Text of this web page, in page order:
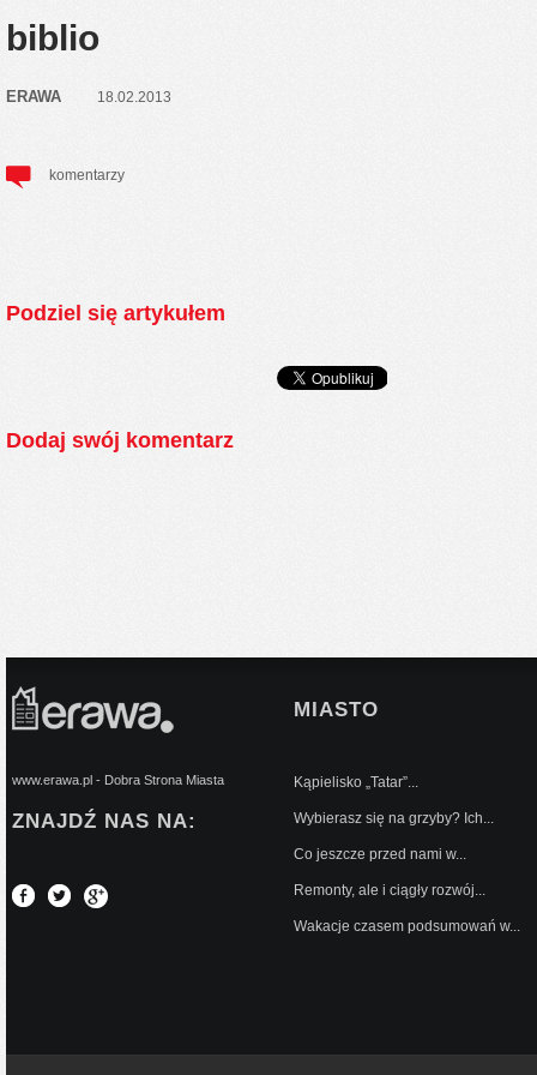
biblio
ERAWA 18.02.2013
komentarzy
Podziel się artykułem
Dodaj swój komentarz
www.erawa.pl - Dobra Strona Miasta
ZNAJDŹ NAS NA:
MIASTO
Kąpielisko „Tatar”...
Wybierasz się na grzyby? Ich...
Co jeszcze przed nami w...
Remonty, ale i ciągły rozwój...
Wakacje czasem podsumowań w...